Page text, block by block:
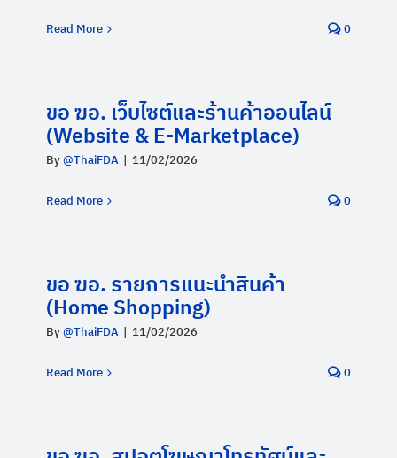
Read More 0
ขอ ฆอ. เว็บไซต์และร้านค้าออนไลน์
(Website & E-Marketplace)
By@ThaiFDA | 11/02/2026
Read More 0
ขอ ฆอ. รายการแนะนำสินค้า
(Home Shopping)
By@ThaiFDA | 11/02/2026
Read More 0